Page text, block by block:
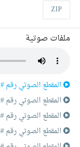
ZIP
ملفات صوتية
المقطع الصوتي رقم #1
المقطع الصوتي رقم #2
المقطع الصوتي رقم #3
المقطع الصوتي رقم #4